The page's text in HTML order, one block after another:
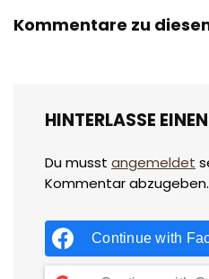
Kommentare zu
HINTERLASSE
Du musst angemeldet
Kommentar abzugeben.
Continue with